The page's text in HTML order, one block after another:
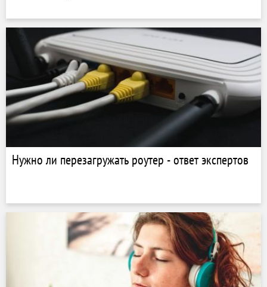
Нужно ли перезагружать роутер - ответ экспертов